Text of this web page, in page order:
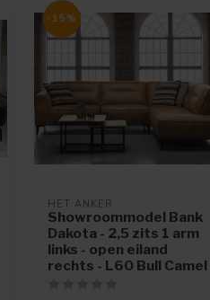
-15%
HET ANKER
Showroommodel Bank
Dakota - 2,5 zits 1 arm
links - open eiland
rechts - L60 Bull Camel